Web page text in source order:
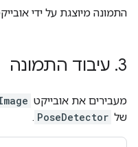
התמונה מיוצגת על ידי
3
. עיבוד התמונה
מעבירים את אובייקט
של PoseDetector
.